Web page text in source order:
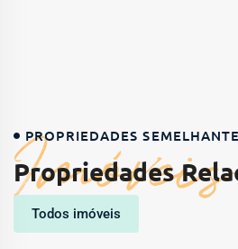
Imóveis
PROPRIEDADES
Propriedades
Todos imóveis